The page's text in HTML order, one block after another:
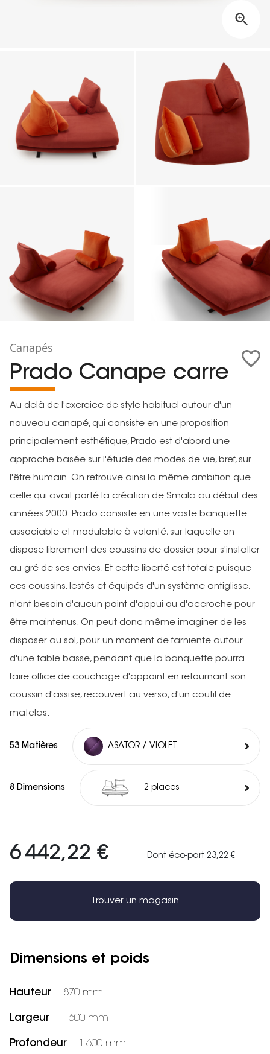
Canapés
Prado Canape carre
Au-delà de l'exercice de style habituel autour d'un
nouveau canapé, qui consiste en une proposition
principalement esthétique, Prado est d'abord une
approche basée sur l'étude des modes de vie, bref, sur
l'être humain. On retrouve ainsi la même ambition que
celle qui avait porté la création de Smala au début des
années 2000. Prado consiste en une vaste banquette
associable et modulable à volonté, sur laquelle on
dispose librement des coussins de dossier pour s'installer
au gré de ses envies. Et cette liberté est totale puisque
ces coussins, lestés et équipés d'un système antiglisse,
n'ont besoin d'aucun point d'appui ou d'accroche pour
être maintenus. On peut donc même imaginer de les
disposer au sol, pour un moment de farniente autour
d'une table basse, pendant que la banquette pourra
faire office de couchage d'appoint en retournant son
coussin d'assise, recouvert au verso, d'un coutil de
matelas.
53 Matières ASATOR / VIOLET
8 Dimensions 2 places
6 442,22 € Dont éco-part 23,22 €
Trouver un magasin
Dimensions et poids
Hauteur 870 mm
Largeur 1 600 mm
Profondeur 1 600 mm